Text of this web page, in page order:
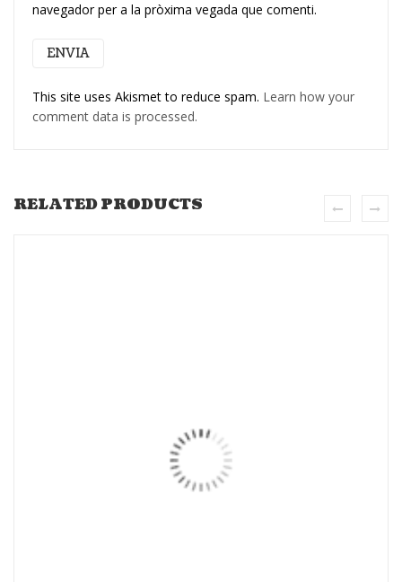
navegador per a la pròxima vegada que comenti.
This site uses Akismet to reduce spam. Learn how your
comment data is processed.
RELATED PRODUCTS